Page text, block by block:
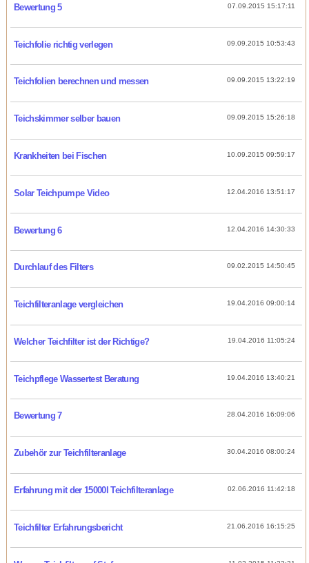
07.09.2015 15:17:11
Bewertung 5
09.09.2015 10:53:43
Teichfolie richtig verlegen
09.09.2015 13:22:19
Teichfolien berechnen und messen
09.09.2015 15:26:18
Teichskimmer selber bauen
10.09.2015 09:59:17
Krankheiten bei Fischen
12.04.2016 13:51:17
Solar Teichpumpe Video
12.04.2016 14:30:33
Bewertung 6
09.02.2015 14:50:45
Durchlauf des Filters
19.04.2016 09:00:14
Teichfilteranlage vergleichen
19.04.2016 11:05:24
Welcher Teichfilter ist der Richtige?
19.04.2016 13:40:21
Teichpflege Wassertest Beratung
28.04.2016 16:09:06
Bewertung 7
30.04.2016 08:00:24
Zubehör zur Teichfilteranlage
02.06.2016 11:42:18
Erfahrung mit der 15000l Teichfilteranlage
21.06.2016 16:15:25
Teichfilter Erfahrungsbericht